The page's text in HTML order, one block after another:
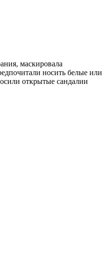
маскировала
носить белые или
открытые сандалии